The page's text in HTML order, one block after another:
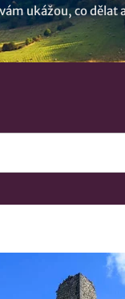
ukážou, co